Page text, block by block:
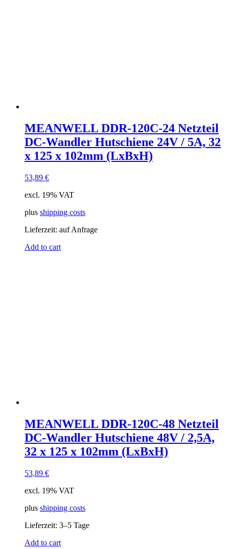
MEANWELL DDR-120C-24 Netzteil
DC-Wandler Hutschiene 24V / 5A, 32
x 125 x 102mm (LxBxH)
53,89 €
excl. 19% VAT
plus shipping costs
Lieferzeit: auf Anfrage
Add to cart
MEANWELL DDR-120C-48 Netzteil
DC-Wandler Hutschiene 48V / 2,5A,
32 x 125 x 102mm (LxBxH)
53,89 €
excl. 19% VAT
plus shipping costs
Lieferzeit: 3–5 Tage
Add to cart